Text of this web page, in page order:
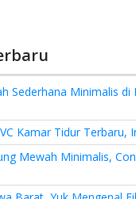
Sederhana Minimalis di
Kamar Tidur Terbaru,
Mewah Minimalis,